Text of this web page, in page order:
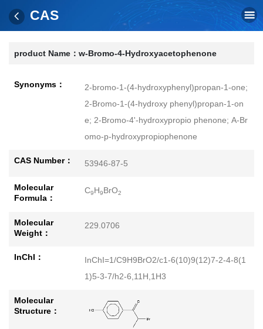
CAS
product Name： w-Bromo-4-Hydroxyacetophenone
Synonyms：
2-bromo-1-(4-hydroxyphenyl)propan-1-one;
2-Bromo-1-(4-hydroxy phenyl)propan-1-on
e; 2-Bromo-4'-hydroxypropio phenone; Α-Br
omo-p-hydroxypropiophenone
CAS Number： 53946-87-5
Molecular
Formula：
C9H9BrO2
Molecular
Weight：
229.0706
InChI：
InChI=1/C9H9BrO2/c1-6(10)9(12)7-2-4-8(1
1)5-3-7/h2-6,11H,1H3
Molecular
Structure：